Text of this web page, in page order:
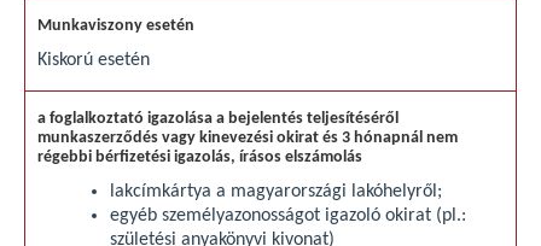
Kiskorú esetén
lakcímkártya a magyarországi lakóhelyről;
egyéb személyazonosságot igazoló okirat (pl.:
születési anyakönyvi kivonat)